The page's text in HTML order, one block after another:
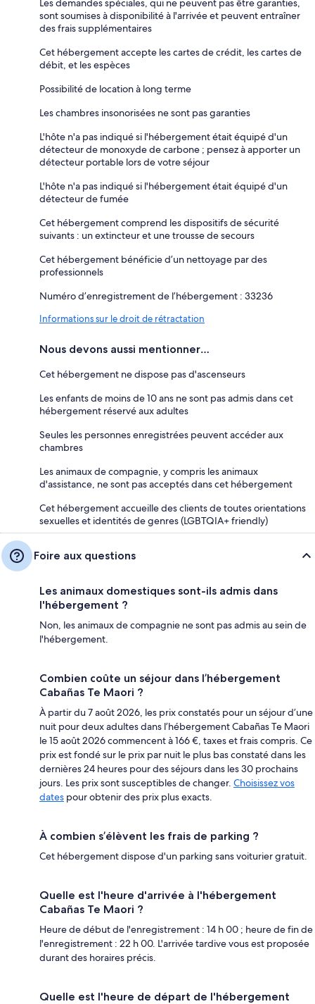
Les demandes spéciales, qui ne peuvent pas être garanties,
sont soumises à disponibilité à l'arrivée et peuvent entraîner
des frais supplémentaires
Cet hébergement accepte les cartes de crédit, les cartes de
débit, et les espèces
Possibilité de location à long terme
Les chambres insonorisées ne sont pas garanties
L'hôte n'a pas indiqué si l'hébergement était équipé d'un
détecteur de monoxyde de carbone ; pensez à apporter un
détecteur portable lors de votre séjour
L'hôte n'a pas indiqué si l'hébergement était équipé d'un
détecteur de fumée
Cet hébergement comprend les dispositifs de sécurité
suivants : un extincteur et une trousse de secours
Cet hébergement bénéficie d’un nettoyage par des
professionnels
Numéro d’enregistrement de l’hébergement : 33236
Informations sur le droit de rétractation
Nous devons aussi mentionner…
Cet hébergement ne dispose pas d'ascenseurs
Les enfants de moins de 10 ans ne sont pas admis dans cet
hébergement réservé aux adultes
Seules les personnes enregistrées peuvent accéder aux
chambres
Les animaux de compagnie, y compris les animaux
d'assistance, ne sont pas acceptés dans cet hébergement
Cet hébergement accueille des clients de toutes orientations
sexuelles et identités de genres (LGBTQIA+ friendly)
Foire aux questions
Les animaux domestiques sont-ils admis dans
l'hébergement ?
Non, les animaux de compagnie ne sont pas admis au sein de
l'hébergement.
Combien coûte un séjour dans l’hébergement
Cabañas Te Maori ?
À partir du 7 août 2026, les prix constatés pour un séjour d’une
nuit pour deux adultes dans l’hébergement Cabañas Te Maori
le 15 août 2026 commencent à 166 €, taxes et frais compris. Ce
prix est fondé sur le prix par nuit le plus bas constaté dans les
dernières 24 heures pour des séjours dans les 30 prochains
jours. Les prix sont susceptibles de changer. Choisissez vos
dates pour obtenir des prix plus exacts.
À combien s’élèvent les frais de parking ?
Cet hébergement dispose d'un parking sans voiturier gratuit.
Quelle est l'heure d'arrivée à l'hébergement
Cabañas Te Maori ?
Heure de début de l'enregistrement : 14 h 00 ; heure de fin de
l'enregistrement : 22 h 00. L'arrivée tardive vous est proposée
durant des horaires précis.
Quelle est l'heure de départ de l'hébergement